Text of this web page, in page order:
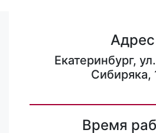
Адрес
Екатеринбург,
Сибиряка,
Время